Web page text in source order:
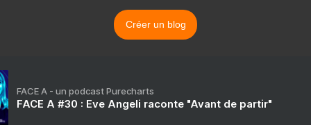
Créer un blog
FACE A - un podcast Purecharts
FACE A #30 : Eve Angeli raconte "Avant de partir"